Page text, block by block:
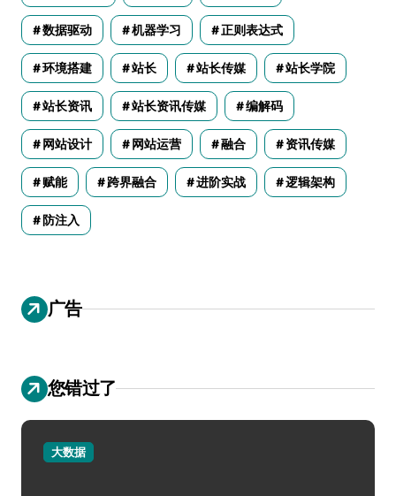
数据驱动 机器学习 正则表达式
环境搭建 站长 站长传媒 站长学院
站长资讯 站长资讯传媒 编解码
网站设计 网站运营 融合 资讯传媒
赋能 跨界融合 进阶实战 逻辑架构
防注入
广告
您错过了
大数据